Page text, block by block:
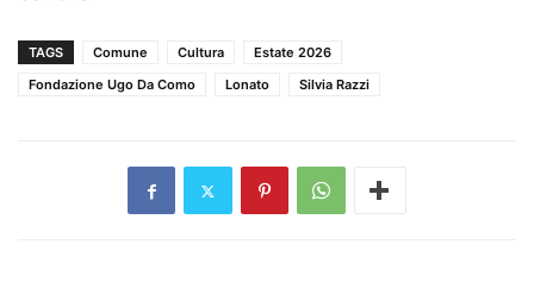
TAGS Comune Cultura
Estate 2026
Fondazione Ugo Da Como
Lonato Silvia Razzi